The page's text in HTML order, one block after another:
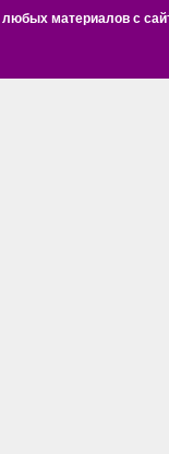
материалов с